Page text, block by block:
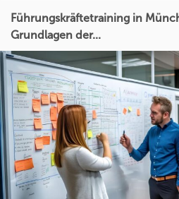
Führungskräftetraining in
Grundlagen der...